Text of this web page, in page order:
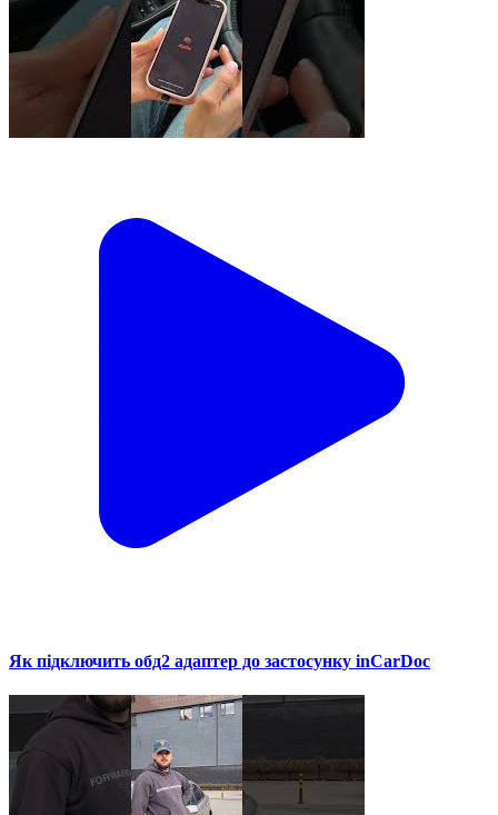
Як підключить обд2 адаптер до застосунку inCarDoc